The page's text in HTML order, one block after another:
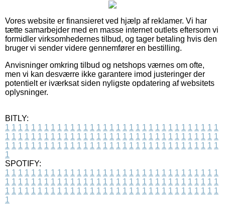
Vores website er finansieret ved hjælp af reklamer. Vi har
tætte samarbejder med en masse internet outlets eftersom vi
formidler virksomhedernes tilbud, og tager betaling hvis den
bruger vi sender videre gennemfører en bestilling.
Anvisninger omkring tilbud og netshops værnes om ofte,
men vi kan desværre ikke garantere imod justeringer der
potentielt er iværksat siden nyligste opdatering af websitets
oplysninger.
BITLY:
1 1 1 1 1 1 1 1 1 1 1 1 1 1 1 1 1 1 1 1 1 1 1 1 1 1 1 1 1 1 1 1 1
1 1 1 1 1 1 1 1 1 1 1 1 1 1 1 1 1 1 1 1 1 1 1 1 1 1 1 1 1 1 1 1 1
1 1 1 1 1 1 1 1 1 1 1 1 1 1 1 1 1 1 1 1 1 1 1 1 1 1 1 1 1 1 1 1 1
1
SPOTIFY:
1 1 1 1 1 1 1 1 1 1 1 1 1 1 1 1 1 1 1 1 1 1 1 1 1 1 1 1 1 1 1 1 1
1 1 1 1 1 1 1 1 1 1 1 1 1 1 1 1 1 1 1 1 1 1 1 1 1 1 1 1 1 1 1 1 1
1 1 1 1 1 1 1 1 1 1 1 1 1 1 1 1 1 1 1 1 1 1 1 1 1 1 1 1 1 1 1 1 1
1